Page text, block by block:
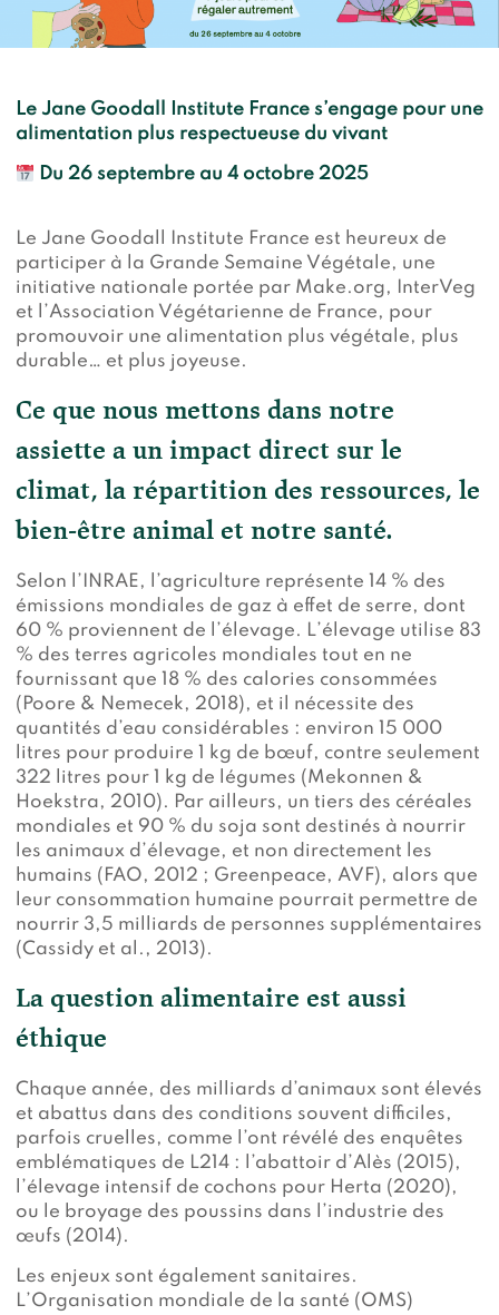
Vies de primates
Devenir membre du "Cercle des Amis de Jane"
Faire un don
Agir avec Roots & Shoots
Devenir bénévole
Le Jane Goodall Institute France s’engage pour une
alimentation plus respectueuse du vivant
Du 26 septembre au 4 octobre 2025
Le Jane Goodall Institute France est heureux de
participer à la Grande Semaine Végétale, une
initiative nationale portée par Make.org, InterVeg
et l’Association Végétarienne de France, pour
promouvoir une alimentation plus végétale, plus
durable… et plus joyeuse.
Ce que nous mettons dans notre
assiette a un impact direct sur le
climat, la répartition des ressources, le
bien-être animal et notre santé.
Selon l’INRAE, l’agriculture représente 14 % des
émissions mondiales de gaz à effet de serre, dont
60 % proviennent de l’élevage. L’élevage utilise 83
% des terres agricoles mondiales tout en ne
fournissant que 18 % des calories consommées
(Poore & Nemecek, 2018), et il nécessite des
quantités d’eau considérables : environ 15 000
litres pour produire 1 kg de bœuf, contre seulement
322 litres pour 1 kg de légumes (Mekonnen &
Hoekstra, 2010). Par ailleurs, un tiers des céréales
mondiales et 90 % du soja sont destinés à nourrir
les animaux d’élevage, et non directement les
humains (FAO, 2012 ; Greenpeace, AVF), alors que
leur consommation humaine pourrait permettre de
nourrir 3,5 milliards de personnes supplémentaires
(Cassidy et al., 2013).
La question alimentaire est aussi
éthique
Chaque année, des milliards d’animaux sont élevés
et abattus dans des conditions souvent difficiles,
parfois cruelles, comme l’ont révélé des enquêtes
emblématiques de L214 : l’abattoir d’Alès (2015),
l’élevage intensif de cochons pour Herta (2020),
ou le broyage des poussins dans l’industrie des
œufs (2014).
Les enjeux sont également sanitaires.
L’Organisation mondiale de la santé (OMS)